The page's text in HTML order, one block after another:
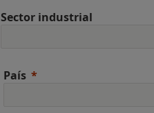
Sector industrial
País